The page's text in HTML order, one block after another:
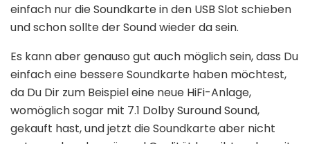
einfach nur die Soundkarte in den USB Slot schieben
und schon sollte der Sound wieder da sein.
Es kann aber genauso gut auch möglich sein, dass Du
einfach eine bessere Soundkarte haben möchtest,
da Du Dir zum Beispiel eine neue HiFi-Anlage,
womöglich sogar mit 7.1 Dolby Suround Sound,
gekauft hast, und jetzt die Soundkarte aber nicht